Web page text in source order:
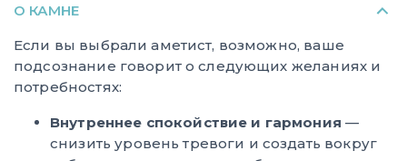
О КАМНЕ
Если вы выбрали аметист, возможно, ваше
подсознание говорит о следующих желаниях и
потребностях:
Внутреннее спокойствие и гармония —
снизить уровень тревоги и создать вокруг